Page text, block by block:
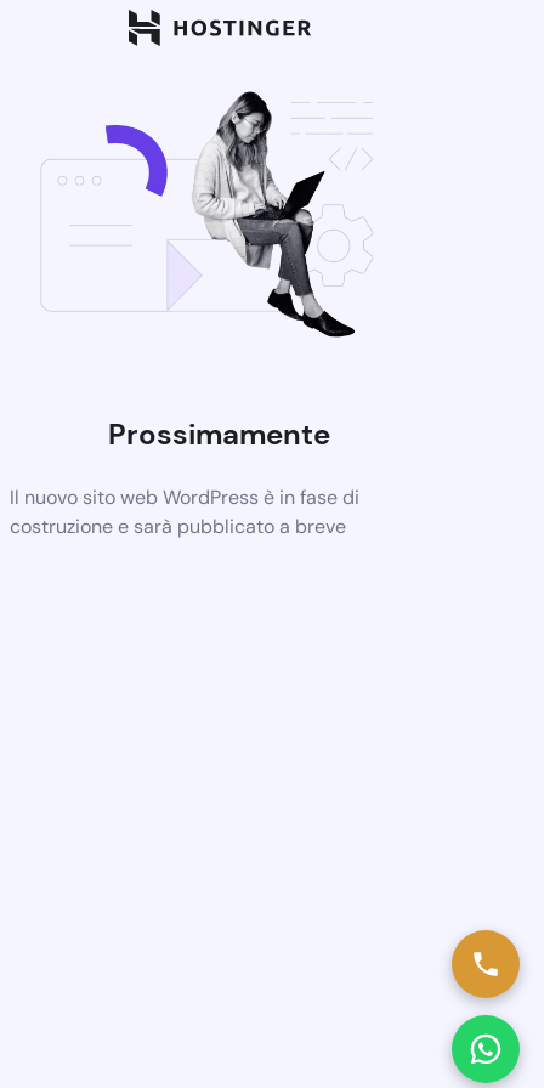
Prossimamente
Il nuovo sito web WordPress è in fase di
costruzione e sarà pubblicato a breve